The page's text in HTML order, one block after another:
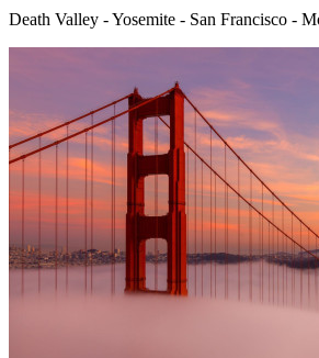
Death Valley - Yosemite - San Francisco -